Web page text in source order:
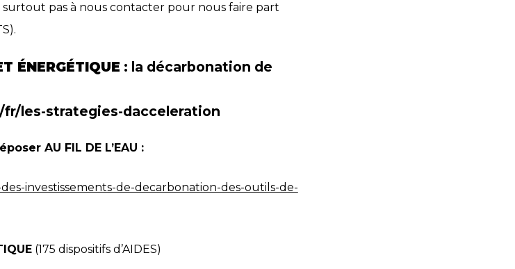
surtout pas à nous contacter pour nous faire part
ÉNERGÉTIQUE : la décarbonation de
les-strategies-dacceleration
AU FIL DE L’EAU :
investissements-de-decarbonation-des-outils-de-
(175 dispositifs d’AIDES)